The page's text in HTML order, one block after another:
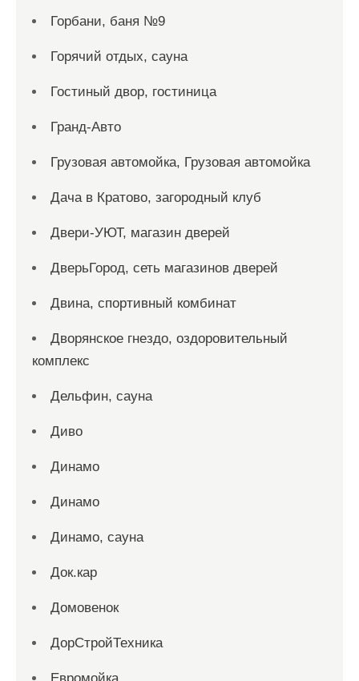
Горбани, баня №9
Горячий отдых, сауна
Гостиный двор, гостиница
Гранд-Авто
Грузовая автомойка, Грузовая автомойка
Дача в Кратово, загородный клуб
Двери-УЮТ, магазин дверей
ДверьГород, сеть магазинов дверей
Двина, спортивный комбинат
Дворянское гнездо, оздоровительный
комплекс
Дельфин, сауна
Диво
Динамо
Динамо
Динамо, сауна
Док.кар
Домовенок
ДорСтройТехника